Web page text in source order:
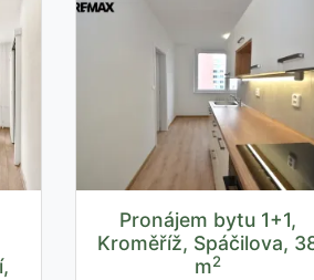
Pronájem bytu 1+1,
Kroměříž, Spáčilova,
m2